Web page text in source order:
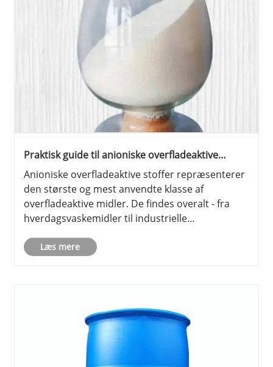
Praktisk guide til anioniske overfladeaktive
stoffer: Fra grundlæggende til udvælgelse
Anioniske overfladeaktive stoffer repræsenterer
den største og mest anvendte klasse af
overfladeaktive midler. De findes overalt - fra
hverdagsvaskemidler til industrielle
endda betonblandinger. Denne praktiske
Læs mere